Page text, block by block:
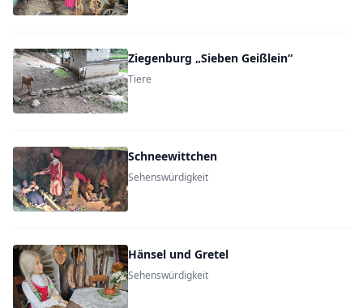
Ziegenburg „Sieben Geißlein“
Tiere
Schneewittchen
Sehenswürdigkeit
Hänsel und Gretel
Sehenswürdigkeit